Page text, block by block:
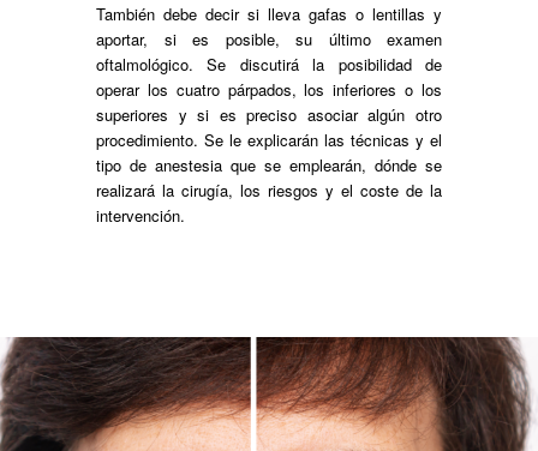
También debe decir si lleva gafas o lentillas y
aportar, si es posible, su último examen
oftalmológico. Se discutirá la posibilidad de
operar los cuatro párpados, los inferiores o los
superiores y si es preciso asociar algún otro
procedimiento. Se le explicarán las técnicas y el
tipo de anestesia que se emplearán, dónde se
realizará la cirugía, los riesgos y el coste de la
intervención.